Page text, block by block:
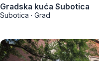
Gradska kuća Subotica
Subotica · Grad